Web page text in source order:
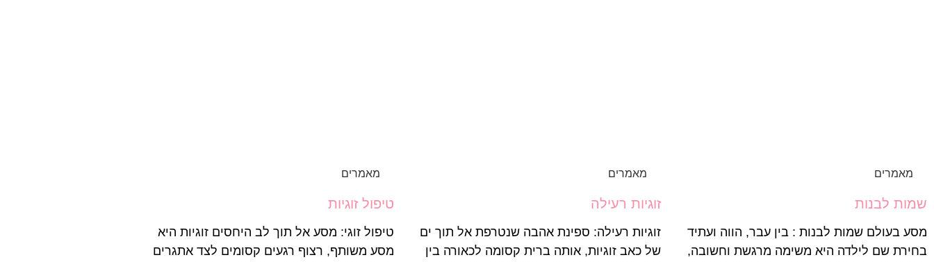
מאמרים
שמות לבנות
מסע בעולם שמות לבנות : בין עבר, הווה ועתיד
בחירת שם לילדה היא משימה מרגשת וחשובה,
מאמרים
זוגיות רעילה
זוגיות רעילה: ספינת אהבה שנטרפת אל תוך ים
של כאב זוגיות, אותה ברית קסומה לכאורה בין
מאמרים
טיפול זוגיות
טיפול זוגי: מסע אל תוך לב היחסים זוגיות היא
מסע משותף, רצוף רגעים קסומים לצד אתגרים